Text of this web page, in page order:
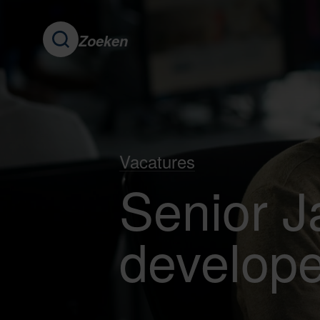
Zoeken
De afdeling
Vacatures
Senior